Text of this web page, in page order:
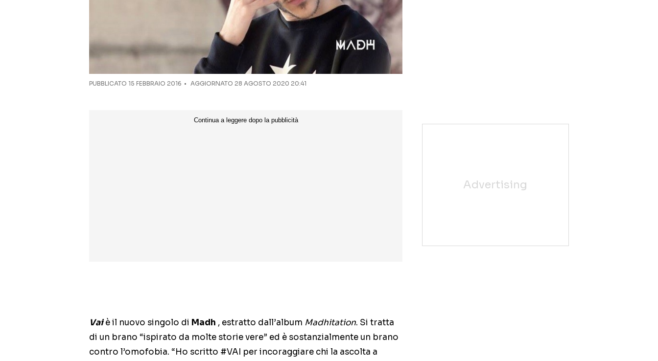
PUBBLICATO 15 FEBBRAIO 2016 AGGIORNATO 28 AGOSTO 2020 20:41
Vaiè il nuovo singolo di Madh , estratto dall’album Madhitation. Si tratta
di un brano “ispirato da molte storie vere” ed è sostanzialmente un brano
contro l’omofobia. “Ho scritto ‪#‎VAI‬ per incoraggiare chi la ascolta a